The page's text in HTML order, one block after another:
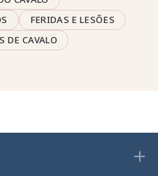
FERIDAS E LESÕES
DE CAVALO